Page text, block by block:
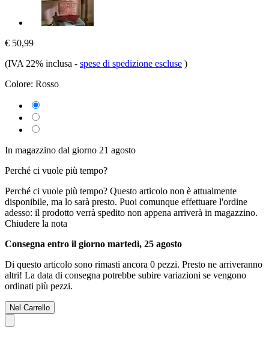
€ 50,99
(IVA 22% inclusa - spese di spedizione escluse )
Colore: Rosso
In magazzino dal giorno 21 agosto
Perché ci vuole più tempo?
Perché ci vuole più tempo? Questo articolo non è attualmente
disponibile, ma lo sarà presto. Puoi comunque effettuare l'ordine
adesso: il prodotto verrà spedito non appena arriverà in magazzino.
Chiudere la nota
Consegna entro il giorno martedì, 25 agosto
Di questo articolo sono rimasti ancora 0 pezzi. Presto ne arriveranno
altri! La data di consegna potrebbe subire variazioni se vengono
ordinati più pezzi.
Nel Carrello